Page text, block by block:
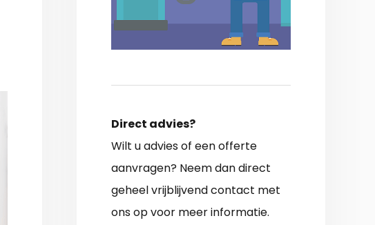
Direct advies?
Wilt u advies of een offerte
aanvragen? Neem dan direct
geheel vrijblijvend contact met
ons op voor meer informatie.